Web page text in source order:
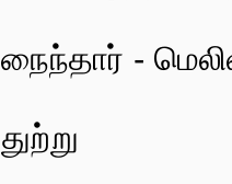
நைந்தார் -
துற்று